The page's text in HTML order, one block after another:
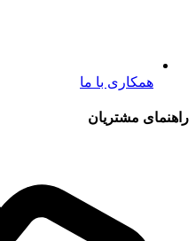
همکاری با ما
راهنمای مشتریان